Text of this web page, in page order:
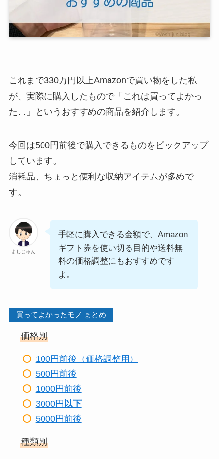
これまで330万円以上Amazonで買い物をした私
が、実際に購入したもので「これは買ってよかっ
た…」というおすすめの商品を紹介します。
今回は500円前後で購入できるものをピックアップ
しています。
消耗品、ちょっと便利な収納アイテムが多めで
す。
よしじゅん
手軽に購入できる金額で、Amazon
ギフト券を使い切る目的や送料無
料の価格調整にもおすすめです
よ。
買ってよかったモノ まとめ
価格別
100円前後（価格調整用）
500円前後
1000円前後
3000円 以下
5000円前後
種類別